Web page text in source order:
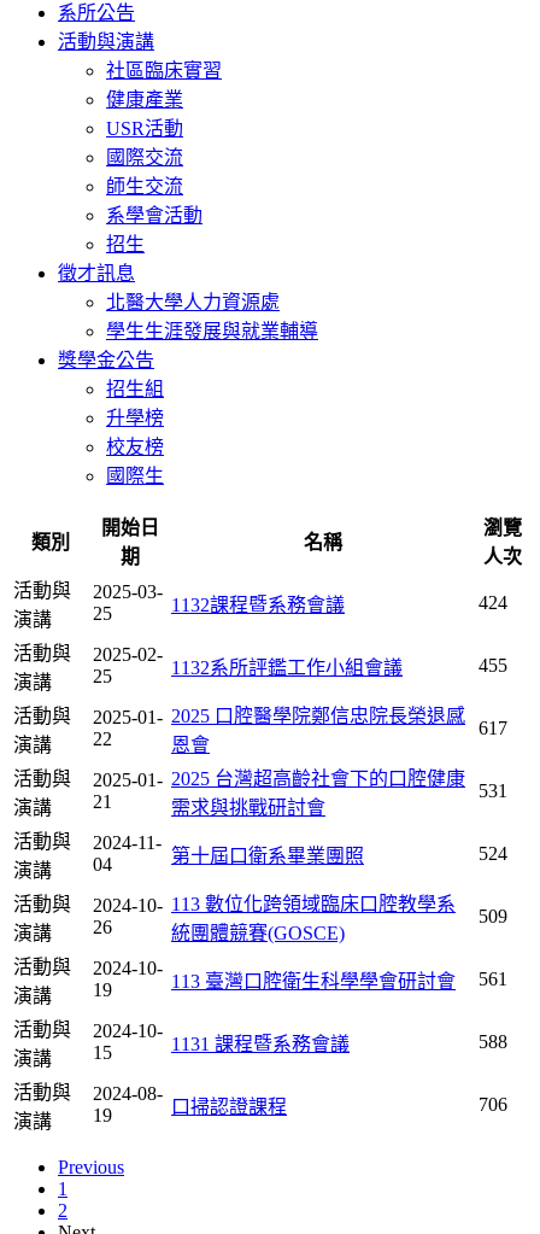
系所公告
活動與演講
社區臨床實習
健康產業
USR活動
國際交流
師生交流
系學會活動
招生
徵才訊息
北醫大學人力資源處
學生生涯發展與就業輔導
獎學金公告
招生組
升學榜
校友榜
國際生
類別
開始日
期
名稱
瀏覽
人次
活動與
演講
2025-03-
25
1132課程暨系務會議 424
活動與
演講
2025-02-
25
1132系所評鑑工作小組會議 455
活動與
演講
2025-01-
22
2025 口腔醫學院鄭信忠院長榮退感
恩會
617
活動與
演講
2025-01-
21
2025 台灣超高齡社會下的口腔健康
需求與挑戰研討會
531
活動與
演講
2024-11-
04
第十屆口衛系畢業團照 524
活動與
演講
2024-10-
26
113 數位化跨領域臨床口腔教學系
統團體競賽(GOSCE)
509
活動與
演講
2024-10-
19
113 臺灣口腔衛生科學學會研討會 561
活動與
演講
2024-10-
15
1131 課程暨系務會議 588
活動與
演講
2024-08-
19
口掃認證課程 706
Previous
1
2